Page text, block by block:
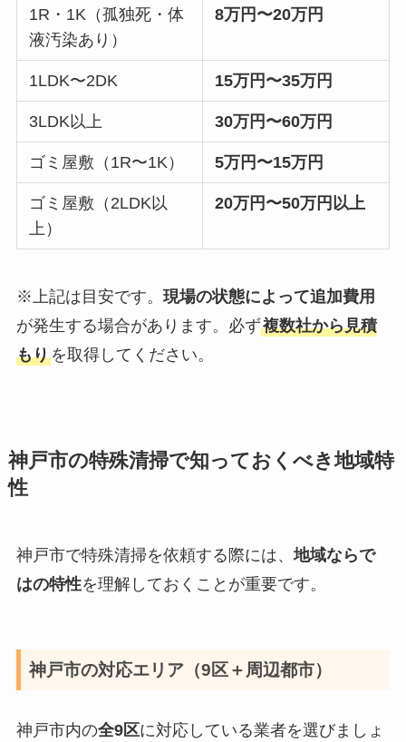
1R・1K（孤独死・体
液汚染あり）
8万円〜20万円
1LDK〜2DK 15万円〜35万円
3LDK以上 30万円〜60万円
ゴミ屋敷（1R〜1K） 5万円〜15万円
ゴミ屋敷（2LDK以
上）
20万円〜50万円以上
※上記は目安です。 現場の状態によって追加費用
が発生する場合があります。必ず複数社から見積
もりを取得してください。
神戸市の特殊清掃で知っておくべき地域特
性
神戸市で特殊清掃を依頼する際には、地域ならで
はの特性を理解しておくことが重要です。
神戸市の対応エリア（9区＋周辺都市）
神戸市内の全9区に対応している業者を選びましょ